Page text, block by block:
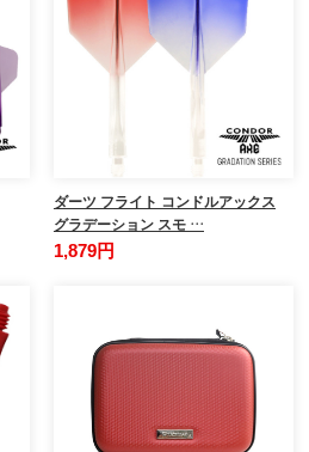
ダーツ フライト コンドルアックス
グラデーション スモ …
1,879円